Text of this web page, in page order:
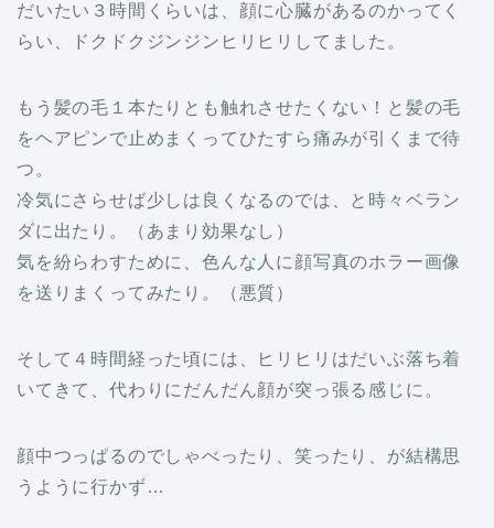
だいたい３時間くらいは、顔に心臓があるのかってく
らい、ドクドクジンジンヒリヒリしてました。
もう髪の毛１本たりとも触れさせたくない！と髪の毛
をヘアピンで止めまくってひたすら痛みが引くまで待
つ。
冷気にさらせば少しは良くなるのでは、と時々ベラン
ダに出たり。（あまり効果なし）
気を紛らわすために、色んな人に顔写真のホラー画像
を送りまくってみたり。（悪質）
そして４時間経った頃には、ヒリヒリはだいぶ落ち着
いてきて、代わりにだんだん顔が突っ張る感じに。
顔中つっぱるのでしゃべったり、笑ったり、が結構思
うように行かず…